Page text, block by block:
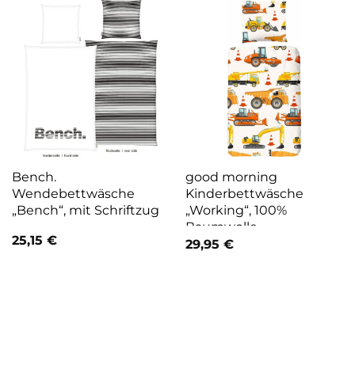
Bench.
Wendebettwäsche
„Bench“, mit Schriftzug
25,15 €
good morning
Kinderbettwäsche
„Working“, 100%
Baumwolle
29,95 €